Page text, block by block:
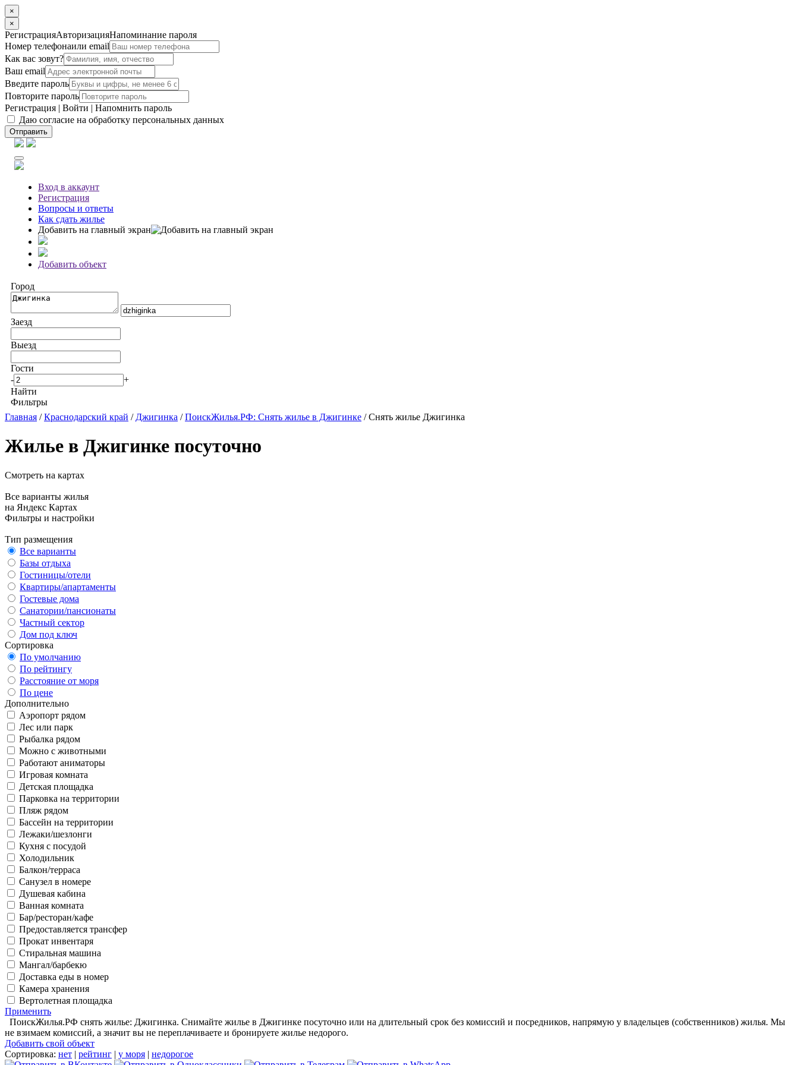
×
×
РегистрацияАвторизацияНапоминание пароля
Номер телефонаили email
Как вас зовут?
Ваш email
Введите пароль
Повторите пароль
Регистрация | Войти | Напомнить пароль
Даю согласие на обработку персональных данных
Отправить
Вход в аккаунт
Регистрация
Вопросы и ответы
Как сдать жилье
Добавить на главный экран
Добавить объект
Город
Заезд
Выезд
Гости
-
+
Найти
Фильтры
Главная /Краснодарский край / Джигинка /ПоискЖилья.РФ: Снять жилье в Джигинке / Снять жилье Джигинка
Жилье в Джигинке посуточно
Смотреть на картах
Все варианты жилья
на Яндекс Картах
Фильтры и настройки
Тип размещения
Все варианты
Базы отдыха
Гостиницы/отели
Квартиры/апартаменты
Гостевые дома
Санатории/пансионаты
Частный сектор
Дом под ключ
Сортировка
По умолчанию
По рейтингу
Расстояние от моря
По цене
Дополнительно
Аэропорт рядом
Лес или парк
Рыбалка рядом
Можно с животными
Работают аниматоры
Игровая комната
Детская площадка
Парковка на территории
Пляж рядом
Бассейн на территории
Лежаки/шезлонги
Кухня с посудой
Холодильник
Балкон/терраса
Санузел в номере
Душевая кабина
Ванная комната
Бар/ресторан/кафе
Предоставляется трансфер
Прокат инвентаря
Стиральная машина
Мангал/барбекю
Доставка еды в номер
Камера хранения
Вертолетная площадка
Применить
ПоискЖилья.РФ снять жилье: Джигинка. Снимайте жилье в Джигинке посуточно или на длительный срок без комиссий и посредников, напрямую у владельцев (собственников) жилья. Мы
не взимаем комиссий, а значит вы не переплачиваете и бронируете жилье недорого.
Добавить свой объект
Сортировка: нет | рейтинг | у моря | недорогое